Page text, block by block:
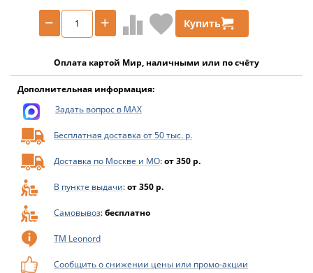
+
− Купить
Оплата картой Мир, наличными или по счёту
Дополнительная информация:
Задать вопрос в MAX
Бесплатная доставка от 50 тыс. р.
Доставка по Москве и МО:от 350 р.
В пункте выдачи:от 350 р.
Самовывоз:бесплатно
ТМ Leonord
Сообщить о снижении цены или промо-акции